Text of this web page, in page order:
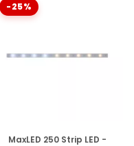
-25%
EN STOCK
MaxLED 250 Strip LED -